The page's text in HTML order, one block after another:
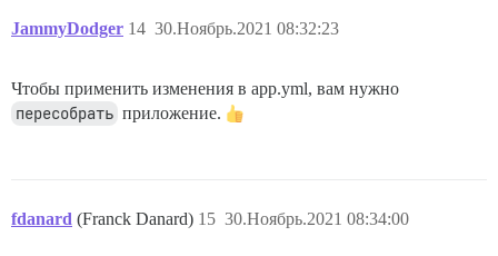
JammyDodger 30.Ноябрь.2021 08:32:23
14
Чтобы применить изменения в app.yml, вам нужно
пересобрать приложение.
fdanard (Franck Danard) 30.Ноябрь.2021 08:34:00
15